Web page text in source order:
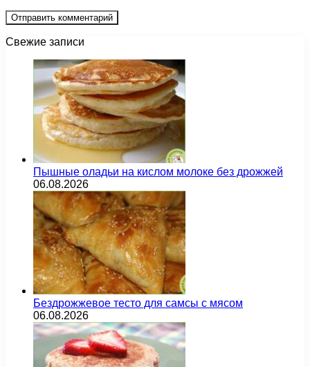
Свежие записи
Пышные оладьи на кислом молоке без дрожжей
06.08.2026
Бездрожжевое тесто для самсы с мясом
06.08.2026